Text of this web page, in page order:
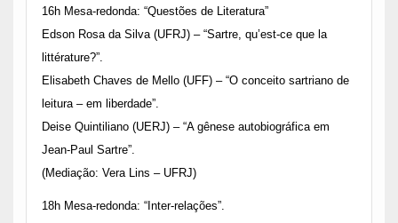
16h Mesa-redonda: “Questões de Literatura”
Edson Rosa da Silva (UFRJ) – “Sartre, qu’est-ce que la
littérature?”.
Elisabeth Chaves de Mello (UFF) – “O conceito sartriano de
leitura – em liberdade”.
Deise Quintiliano (UERJ) – “A gênese autobiográfica em
Jean-Paul Sartre”.
(Mediação: Vera Lins – UFRJ)
18h Mesa-redonda: “Inter-relações”.